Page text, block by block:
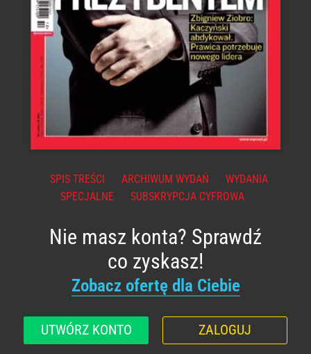
SPIS TREŚCI ARCHIWUM WYDAŃ
WYDANIA
SPECJALNE
SUBSKRYPCJA CYFROWA
Nie masz konta? Sprawdź
co zyskasz!
Zobacz ofertę dla Ciebie
UTWÓRZ KONTO ZALOGUJ